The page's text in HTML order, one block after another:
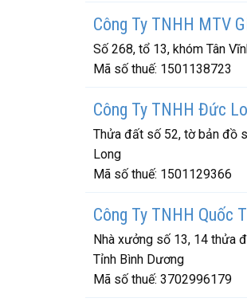
Công Ty TNHH MTV
Số 268, tổ 13, khóm Tân
Mã số thuế: 1501138723
Công Ty TNHH Đức
Thửa đất số 52, tờ bản đồ
Long
Mã số thuế: 1501129366
Công Ty TNHH Quốc
Nhà xưởng số 13, 14 thửa
Tỉnh Bình Dương
Mã số thuế: 3702996179